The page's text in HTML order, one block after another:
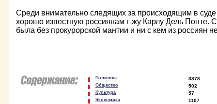
Среди внимательно следящих за происходящим в
хорошо известную россиянам г-жу Карлу Дель Понте.
была без прокурорской мантии и ни с кем из россиян
Политика 3878
Общество 502
Культура 57
Экономика 1107